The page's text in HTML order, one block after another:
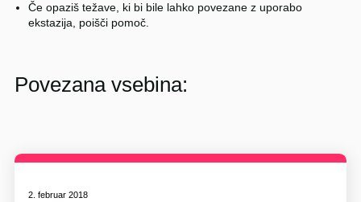
Če opaziš težave, ki bi bile lahko povezane z uporabo
ekstazija, poišči pomoč.
Povezana vsebina:
2. februar 2018